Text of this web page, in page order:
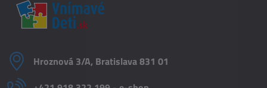
Hroznová 3/A, Bratislava 831 01